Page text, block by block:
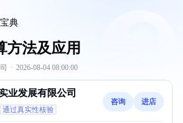
典
方法及应用
· 2026-08-04 08:00:00
业发展有限公司
通过真实性核验
咨询 进店